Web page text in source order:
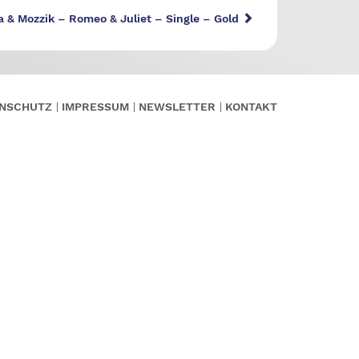
& Mozzik – Romeo & Juliet – Single – Gold
IMPRESSUM NEWSLETTER KONTAKT